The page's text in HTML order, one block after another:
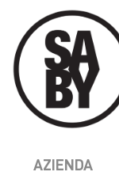
AZIENDA